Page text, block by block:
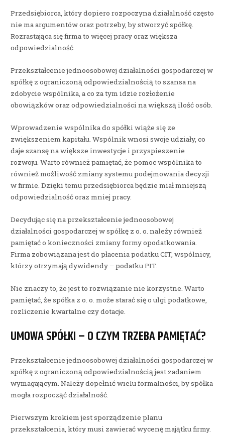
Przedsiębiorca, który dopiero rozpoczyna działalność często
nie ma argumentów oraz potrzeby, by stworzyć spółkę.
Rozrastająca się firma to więcej pracy oraz większa
odpowiedzialność.
Przekształcenie jednoosobowej działalności gospodarczej w
spółkę z ograniczoną odpowiedzialnością to szansa na
zdobycie wspólnika, a co za tym idzie rozłożenie
obowiązków oraz odpowiedzialności na większą ilość osób.
Wprowadzenie wspólnika do spółki wiąże się ze
zwiększeniem kapitału. Wspólnik wnosi swoje udziały, co
daje szansę na większe inwestycje i przyspieszenie
rozwoju. Warto również pamiętać, że pomoc wspólnika to
również możliwość zmiany systemu podejmowania decyzji
w firmie. Dzięki temu przedsiębiorca będzie miał mniejszą
odpowiedzialność oraz mniej pracy.
Decydując się na przekształcenie jednoosobowej
działalności gospodarczej w spółkę z o. o. należy również
pamiętać o konieczności zmiany formy opodatkowania.
Firma zobowiązana jest do płacenia podatku CIT, wspólnicy,
którzy otrzymają dywidendy – podatku PIT.
Nie znaczy to, że jest to rozwiązanie nie korzystne. Warto
pamiętać, że spółka z o. o. może starać się o ulgi podatkowe,
rozliczenie kwartalne czy dotacje.
UMOWA SPÓŁKI – O CZYM TRZEBA PAMIĘTAĆ?
Przekształcenie jednoosobowej działalności gospodarczej w
spółkę z ograniczoną odpowiedzialnością jest zadaniem
wymagającym. Należy dopełnić wielu formalności, by spółka
mogła rozpocząć działalność.
Pierwszym krokiem jest sporządzenie planu
przekształcenia, który musi zawierać wycenę majątku firmy.